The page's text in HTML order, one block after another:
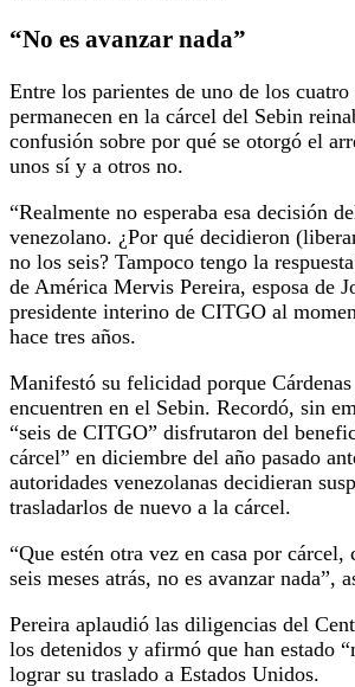
“No es avanzar nada”
Entre los parientes de uno de los
permanecen en la cárcel del Sebin
confusión sobre por qué se otorgó el
unos sí y a otros no.
“Realmente no esperaba esa decisión
venezolano. ¿Por qué decidieron
no los seis? Tampoco tengo la
de América Mervis Pereira, esposa de
presidente interino de CITGO al
hace tres años.
Manifestó su felicidad porque
encuentren en el Sebin. Recordó, sin
“seis de CITGO” disfrutaron del
cárcel” en diciembre del año pasado
autoridades venezolanas decidieran
trasladarlos de nuevo a la cárcel.
“Que estén otra vez en casa por cárcel,
seis meses atrás, no es avanzar nada”,
Pereira aplaudió las diligencias del
los detenidos y afirmó que han estado
lograr su traslado a Estados Unidos.